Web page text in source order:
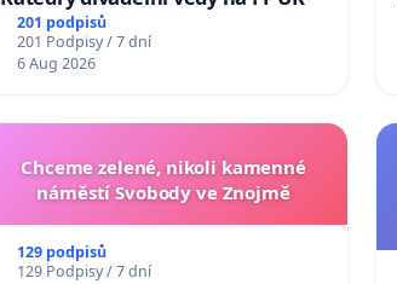
201 podpisů
201 Podpisy / 7 dní
6 Aug 2026
Chceme zelené, nikoli kamenné
náměstí Svobody ve Znojmě
129 podpisů
129 Podpisy / 7 dní